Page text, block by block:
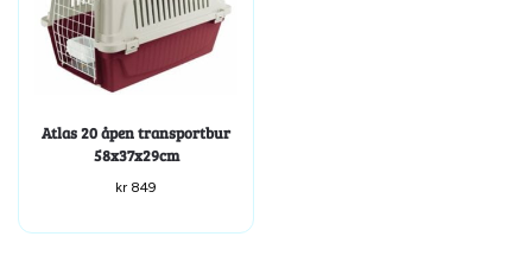
Atlas 20 åpen transportbur
58x37x29cm
kr 849